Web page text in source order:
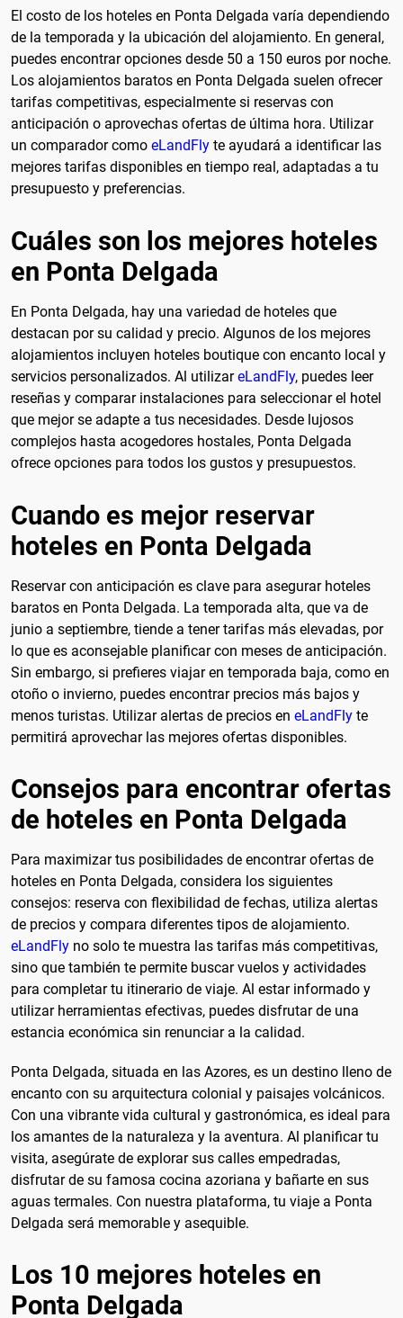
El costo de los hoteles en Ponta Delgada varía dependiendo
de la temporada y la ubicación del alojamiento. En general,
puedes encontrar opciones desde 50 a 150 euros por noche.
Los alojamientos baratos en Ponta Delgada suelen ofrecer
tarifas competitivas, especialmente si reservas con
anticipación o aprovechas ofertas de última hora. Utilizar
un comparador como eLandFly te ayudará a identificar las
mejores tarifas disponibles en tiempo real, adaptadas a tu
presupuesto y preferencias.
Cuáles son los mejores hoteles
en Ponta Delgada
En Ponta Delgada, hay una variedad de hoteles que
destacan por su calidad y precio. Algunos de los mejores
alojamientos incluyen hoteles boutique con encanto local y
servicios personalizados. Al utilizareLandFly, puedes leer
reseñas y comparar instalaciones para seleccionar el hotel
que mejor se adapte a tus necesidades. Desde lujosos
complejos hasta acogedores hostales, Ponta Delgada
ofrece opciones para todos los gustos y presupuestos.
Cuando es mejor reservar
hoteles en Ponta Delgada
Reservar con anticipación es clave para asegurar hoteles
baratos en Ponta Delgada. La temporada alta, que va de
junio a septiembre, tiende a tener tarifas más elevadas, por
lo que es aconsejable planificar con meses de anticipación.
Sin embargo, si prefieres viajar en temporada baja, como en
otoño o invierno, puedes encontrar precios más bajos y
menos turistas. Utilizar alertas de precios en eLandFly te
permitirá aprovechar las mejores ofertas disponibles.
Consejos para encontrar ofertas
de hoteles en Ponta Delgada
Para maximizar tus posibilidades de encontrar ofertas de
hoteles en Ponta Delgada, considera los siguientes
consejos: reserva con flexibilidad de fechas, utiliza alertas
de precios y compara diferentes tipos de alojamiento.
eLandFly no solo te muestra las tarifas más competitivas,
sino que también te permite buscar vuelos y actividades
para completar tu itinerario de viaje. Al estar informado y
utilizar herramientas efectivas, puedes disfrutar de una
estancia económica sin renunciar a la calidad.
Ponta Delgada, situada en las Azores, es un destino lleno de
encanto con su arquitectura colonial y paisajes volcánicos.
Con una vibrante vida cultural y gastronómica, es ideal para
los amantes de la naturaleza y la aventura. Al planificar tu
visita, asegúrate de explorar sus calles empedradas,
disfrutar de su famosa cocina azoriana y bañarte en sus
aguas termales. Con nuestra plataforma, tu viaje a Ponta
Delgada será memorable y asequible.
Los 10 mejores hoteles en
Ponta Delgada